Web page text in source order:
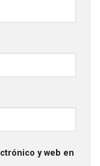
y web en